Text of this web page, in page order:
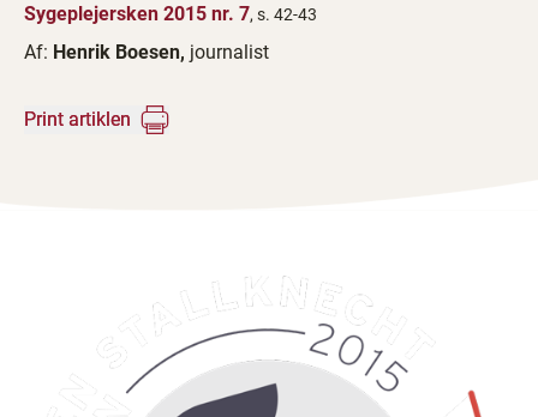
Sygeplejersken 2015 nr. 7, s. 42-43
Af: Henrik Boesen, journalist
Print artiklen